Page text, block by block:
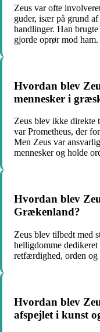
Zeus var ofte
guder, især på grund
handlinger. Han
gjorde oprør mod ham.
Hvordan blev
mennesker i
Zeus blev ikke direkte
var Prometheus, der
Men Zeus var
mennesker og holde
Hvordan blev
Grækenland?
Zeus blev tilbedt med
helligdomme
retfærdighed, orden og
Hvordan blev
afspejlet i kunst